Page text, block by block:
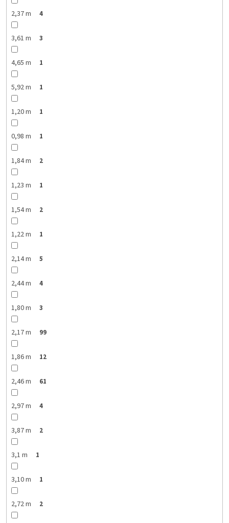
2,37 m 4
3,61 m 3
4,65 m 1
5,92 m 1
1,20 m 1
0,98 m 1
1,84 m 2
1,23 m 1
1,54 m 2
1,22 m 1
2,14 m 5
2,44 m 4
1,80 m 3
2,17 m 99
1,86 m 12
2,46 m 61
2,97 m 4
3,87 m 2
3,1 m 1
3,10 m 1
2,72 m 2